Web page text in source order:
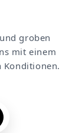
groben
mit einem
Konditionen.